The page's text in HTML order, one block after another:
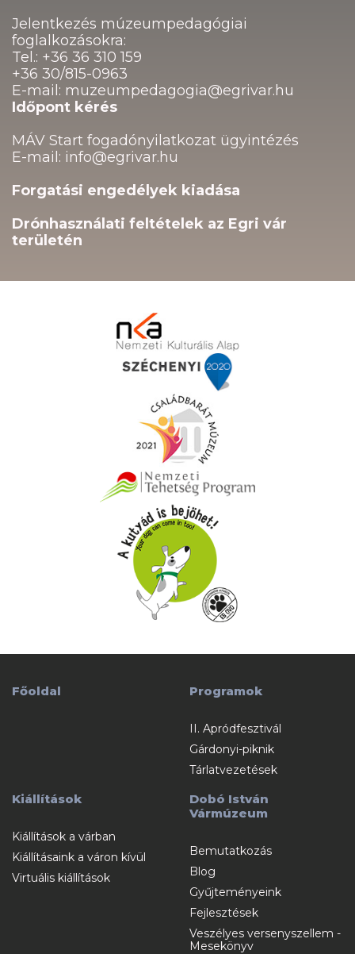
Jelentkezés múzeumpedagógiai
foglalkozásokra:
Tel.: +36 36 310 159
+36 30/815-0963
E-mail: muzeumpedagogia@egrivar.hu
Időpont kérés
MÁV Start fogadónyilatkozat ügyintézés
E-mail: info@egrivar.hu
Forgatási engedélyek kiadása
Drónhasználati feltételek az Egri vár
területén
Főoldal Programok
II. Apródfesztivál
Gárdonyi-piknik
Tárlatvezetések
Kiállítások
Kiállítások a várban
Kiállításaink a váron kívül
Virtuális kiállítások
Dobó István
Vármúzeum
Bemutatkozás
Blog
Gyűjteményeink
Fejlesztések
Veszélyes versenyszellem -
Mesekönyv